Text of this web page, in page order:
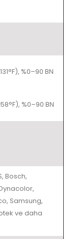
%0–90 BN
%0–90 BN
Bosch,
Samsung,
ve daha